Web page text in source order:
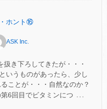
・ホント⑯
ASK Inc.
扱き下ろしてきたが・・・
いうものがあったら、少し
ことが・・・自然なのか？
6回目でビタミンにつ …